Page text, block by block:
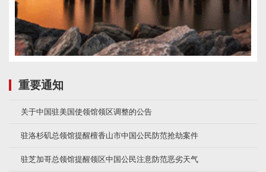
重要通知
关于中国驻美国使领馆领区调整的公告
驻洛杉矶总领馆提醒檀香山市中国公民防范抢劫案件
驻芝加哥总领馆提醒领区中国公民注意防范恶劣天气